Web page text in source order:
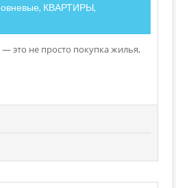
КВАРТИРЫ,
это не просто покупка жилья,